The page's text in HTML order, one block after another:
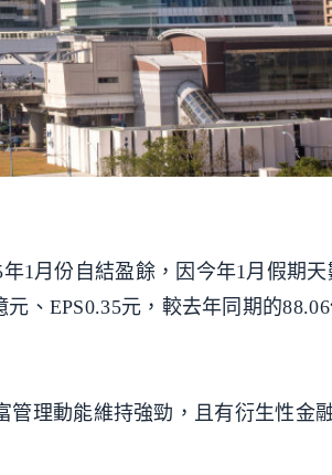
1月份自結盈餘，因今年1月假期天
、EPS0.35元，較去年同期的88.06
理動能維持強勁，且有衍生性金